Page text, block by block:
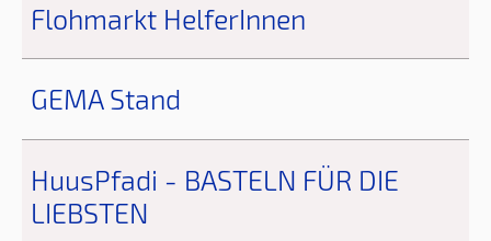
Flohmarkt HelferInnen
GEMA Stand
HuusPfadi - BASTELN FÜR DIE
LIEBSTEN